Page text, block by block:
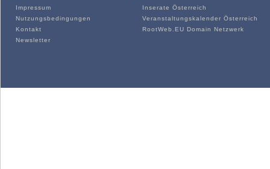
Impressum
Nutzungsbedingungen
Kontakt
Newsletter
Inserate Österreich
Veranstaltungskalender Österreich
RootWeb.EU Domain Netzwerk